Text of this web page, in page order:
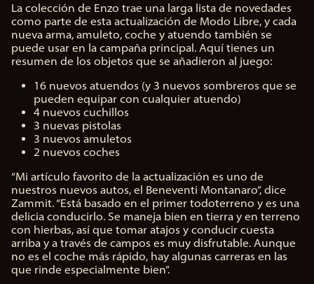
La colección de Enzo trae una larga lista de novedades
como parte de esta actualización de Modo Libre, y cada
nueva arma, amuleto, coche y atuendo también se
puede usar en la campaña principal. Aquí tienes un
resumen de los objetos que se añadieron al juego:
16 nuevos atuendos (y 3 nuevos sombreros que se
pueden equipar con cualquier atuendo)
4 nuevos cuchillos
3 nuevas pistolas
3 nuevos amuletos
2 nuevos coches
“Mi artículo favorito de la actualización es uno de
nuestros nuevos autos, el Beneventi Montanaro”, dice
Zammit. “Está basado en el primer todoterreno y es una
delicia conducirlo. Se maneja bien en tierra y en terreno
con hierbas, así que tomar atajos y conducir cuesta
arriba y a través de campos es muy disfrutable. Aunque
no es el coche más rápido, hay algunas carreras en las
que rinde especialmente bien”.